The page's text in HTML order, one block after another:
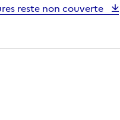
reste non couverte